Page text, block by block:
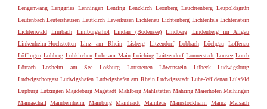
Lengenwang Lenggries Lenningen Lenting Lenzkirch Leonberg Leuchtenberg Leupoldsgrün
Leutenbach Leutershausen Leutkirch Leverkusen Lichtenau Lichtenberg Lichtenfels Lichtenstein
Lichtenwald
Limbach Limburgerhof Lindau (Bodensee) Lindberg
Lindenberg im Allgäu
Linkenheim-Hochstetten
Linz am Rhein Lisberg Litzendorf Lobbach Löchgau
Loffenau
Löffingen Lohberg Lohkirchen Lohr am Main Loiching Loitzendorf Lonnerstadt Lonsee Lorch
Lörrach
Losheim am See Loßburg Lottstetten Löwenstein Lübeck
Ludwigsburg
Ludwigschorgast Ludwigshafen Ludwigshafen am Rhein Ludwigsstadt Luhe-Wildenau Lülsfeld
Lupburg Lutzingen Magdeburg Magstadt Mahlberg Mahlstetten Mähring Maierhöfen Maihingen
Mainaschaff Mainbernheim Mainburg Mainhardt Mainleus Mainstockheim Mainz Maisach